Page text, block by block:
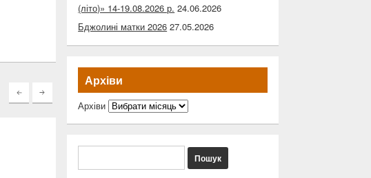
(літо)» 14-19.08.2026 р. 24.06.2026
Бджолині матки 2026 27.05.2026
Архіви
Архіви